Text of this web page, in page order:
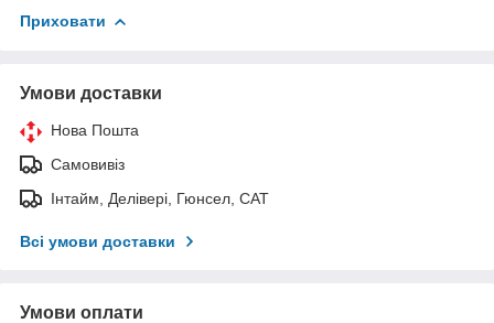
Приховати
Умови доставки
Нова Пошта
Самовивіз
Інтайм, Делівері, Гюнсел, САТ
Всі умови доставки
Умови оплати